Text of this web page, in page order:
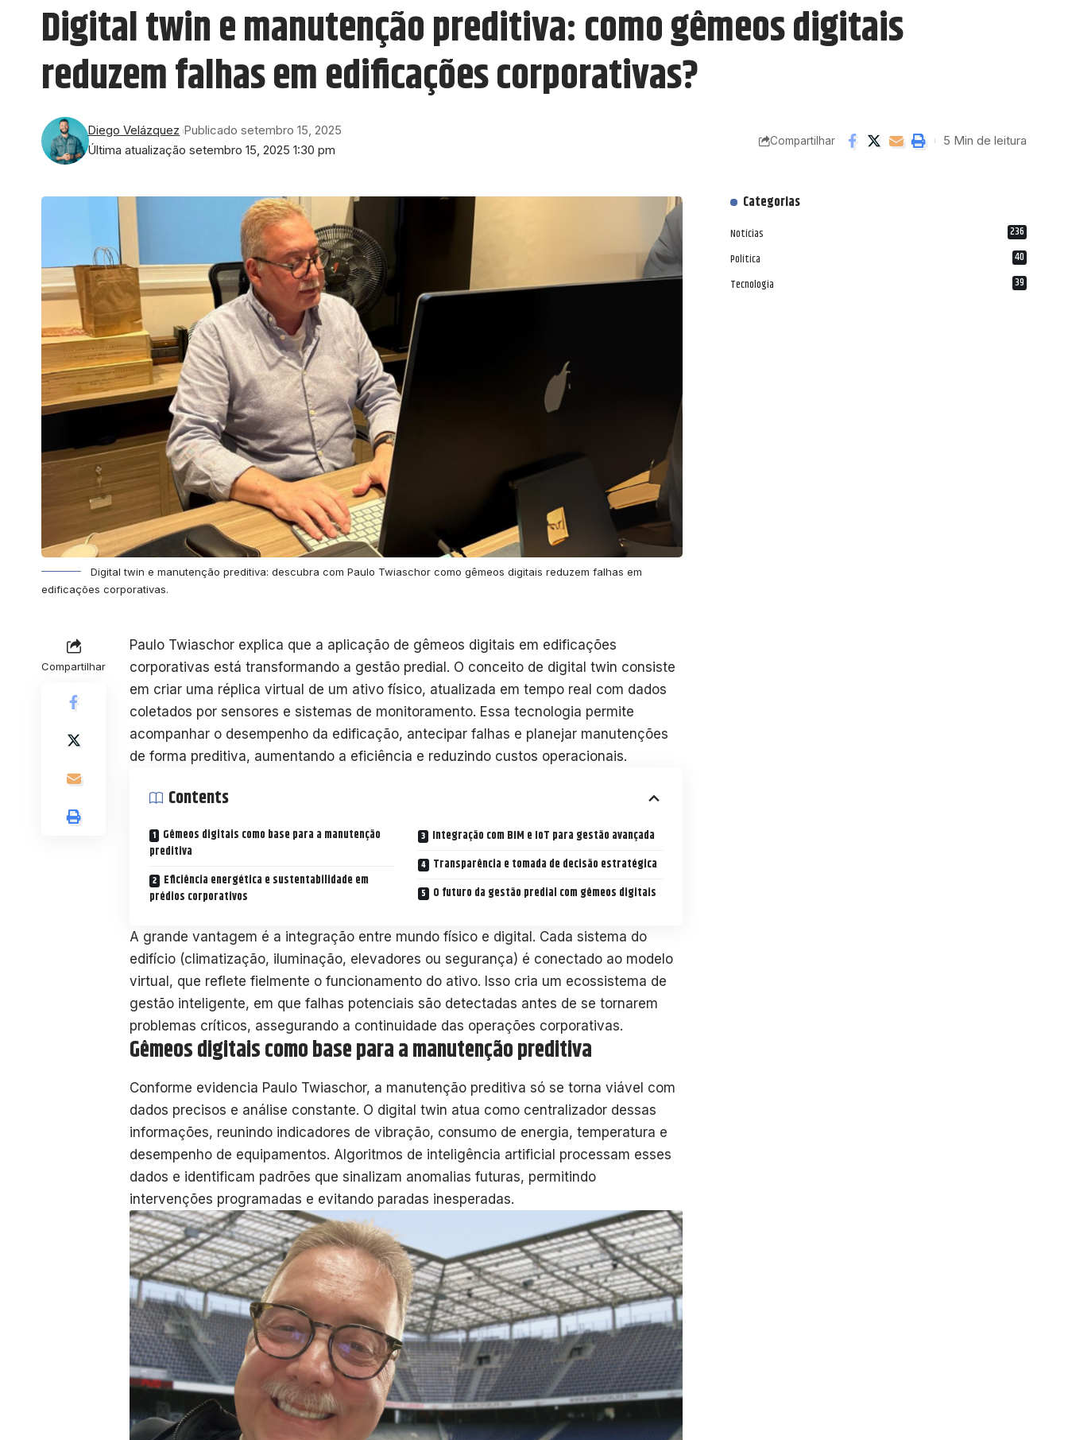
Digital twin e manutenção preditiva: como gêmeos digitais
reduzem falhas em edificações corporativas?
Última atualização setembro 15, 2025 1:30 pm
Diego Velázquez Publicado setembro 15, 2025
Compartilhar 5 Min de leitura
Digital twin e manutenção preditiva: descubra com Paulo Twiaschor como gêmeos digitais reduzem falhas em
edificações corporativas.
Compartilhar
Paulo Twiaschor explica que a aplicação de gêmeos digitais em edificações
corporativas está transformando a gestão predial. O conceito de digital twin consiste
em criar uma réplica virtual de um ativo físico, atualizada em tempo real com dados
coletados por sensores e sistemas de monitoramento. Essa tecnologia permite
acompanhar o desempenho da edificação, antecipar falhas e planejar manutenções
de forma preditiva, aumentando a eficiência e reduzindo custos operacionais.
Contents
Gêmeos digitais como base para a manutenção
preditiva
Eficiência energética e sustentabilidade em
prédios corporativos
Integração com BIM e IoT para gestão avançada
Transparência e tomada de decisão estratégica
O futuro da gestão predial com gêmeos digitais
A grande vantagem é a integração entre mundo físico e digital. Cada sistema do
edifício (climatização, iluminação, elevadores ou segurança) é conectado ao modelo
virtual, que reflete fielmente o funcionamento do ativo. Isso cria um ecossistema de
gestão inteligente, em que falhas potenciais são detectadas antes de se tornarem
problemas críticos, assegurando a continuidade das operações corporativas.
Gêmeos digitais como base para a manutenção preditiva
Conforme evidencia Paulo Twiaschor, a manutenção preditiva só se torna viável com
dados precisos e análise constante. O digital twin atua como centralizador dessas
informações, reunindo indicadores de vibração, consumo de energia, temperatura e
desempenho de equipamentos. Algoritmos de inteligência artificial processam esses
dados e identificam padrões que sinalizam anomalias futuras, permitindo
intervenções programadas e evitando paradas inesperadas.
Categorias
Notícias 236
Política 40
Tecnologia 39